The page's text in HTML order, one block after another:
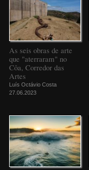
As seis obras de arte
que "aterraram" no
Côa, Corredor das
Artes
Luís Octávio Costa
27.06.2023